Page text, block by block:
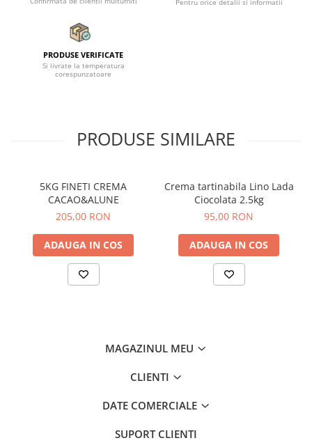
Pentru orice detalii si informatii
PRODUSE VERIFICATE
Si livrate la temperatura
corespunzatoare
PRODUSE SIMILARE
5KG FINETI CREMA
CACAO&ALUNE
205,00 RON
ADAUGA IN COS
Crema tartinabila Lino Lada
Ciocolata 2.5kg
95,00 RON
ADAUGA IN COS
MAGAZINUL MEU
CLIENTI
DATE COMERCIALE
SUPORT CLIENTI